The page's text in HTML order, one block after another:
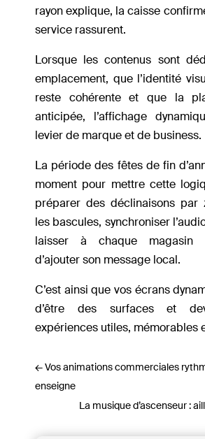
rayon explique, la caisse
service rassurent.
Lorsque les contenus sont
emplacement, que l’identité
reste cohérente et que la
anticipée, l’affichage
levier de marque et de business.
La période des fêtes de fin
moment pour mettre cette
préparer des déclinaisons par
les bascules, synchroniser
laisser à chaque magasin
d’ajouter son message local.
C’est ainsi que vos écrans
d’être des surfaces et
expériences utiles, mémorables
←Vos animations commerciales
enseigne
La musique d’ascenseur :